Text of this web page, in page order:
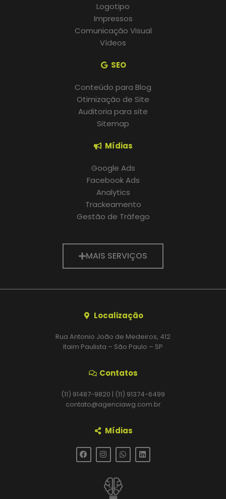
Logotipo
Impressos
Comunicação Visual
Vídeos
SEO
Conteúdo para Blog
Otimização de Site
Auditoria para site
Sitemap
Mídias
Google Ads
Facebook Ads
Analytics
Trackeamento
Gestão de Tráfego
MAIS SERVIÇOS
Localização
Rua Antonio João de Medeiros, 412
Itaim Paulista – São Paulo – SP
Contatos
(11) 91487-9820 | (11) 91374-6499
contato@agenciawg.com.br
Mídias